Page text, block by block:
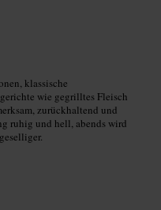
klassische
wie gegrilltes Fleisch
zurückhaltend und
ruhig und hell, abends wird